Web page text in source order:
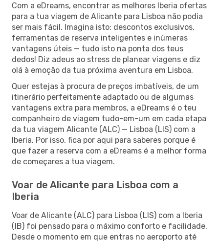
Com a eDreams, encontrar as melhores Iberia ofertas
para a tua viagem de Alicante para Lisboa não podia
ser mais fácil. Imagina isto: descontos exclusivos,
ferramentas de reserva inteligentes e inúmeras
vantagens úteis — tudo isto na ponta dos teus
dedos! Diz adeus ao stress de planear viagens e diz
olá à emoção da tua próxima aventura em Lisboa.
Quer estejas à procura de preços imbatíveis, de um
itinerário perfeitamente adaptado ou de algumas
vantagens extra para membros, a eDreams é o teu
companheiro de viagem tudo-em-um em cada etapa
da tua viagem Alicante (ALC) — Lisboa (LIS) com a
Iberia. Por isso, fica por aqui para saberes porque é
que fazer a reserva com a eDreams é a melhor forma
de começares a tua viagem.
Voar de Alicante para Lisboa com a
Iberia
Voar de Alicante (ALC) para Lisboa (LIS) com a Iberia
(IB) foi pensado para o máximo conforto e facilidade.
Desde o momento em que entras no aeroporto até